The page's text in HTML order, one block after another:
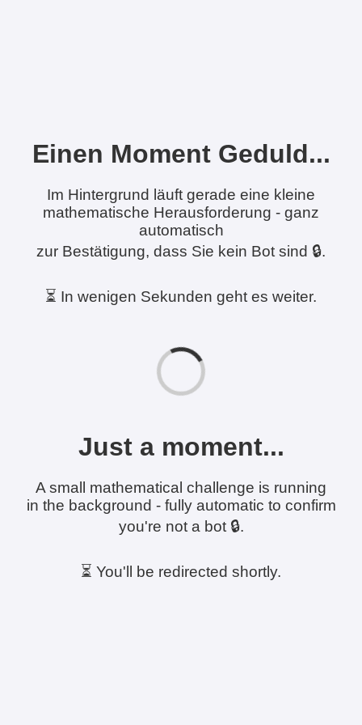
Einen Moment Geduld...
Im Hintergrund läuft gerade eine kleine
mathematische Herausforderung - ganz
automatisch
zur Bestätigung, dass Sie kein Bot sind 🔒.
⏳ In wenigen Sekunden geht es weiter.
Just a moment...
A small mathematical challenge is running
in the background - fully automatic to confirm
you're not a bot 🔒.
⏳ You'll be redirected shortly.